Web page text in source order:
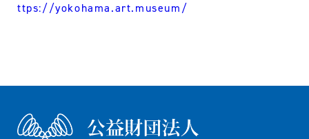
ttps://yokohama.art.museum/